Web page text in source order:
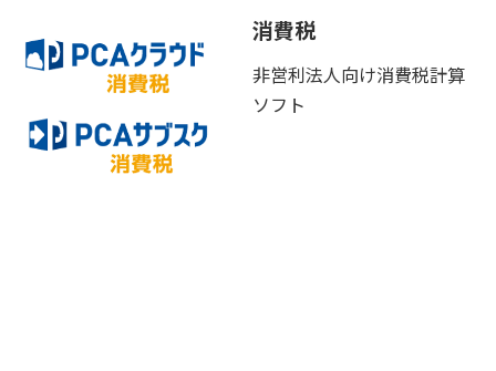
消費税
非営利法人向け消費税計算
ソフト